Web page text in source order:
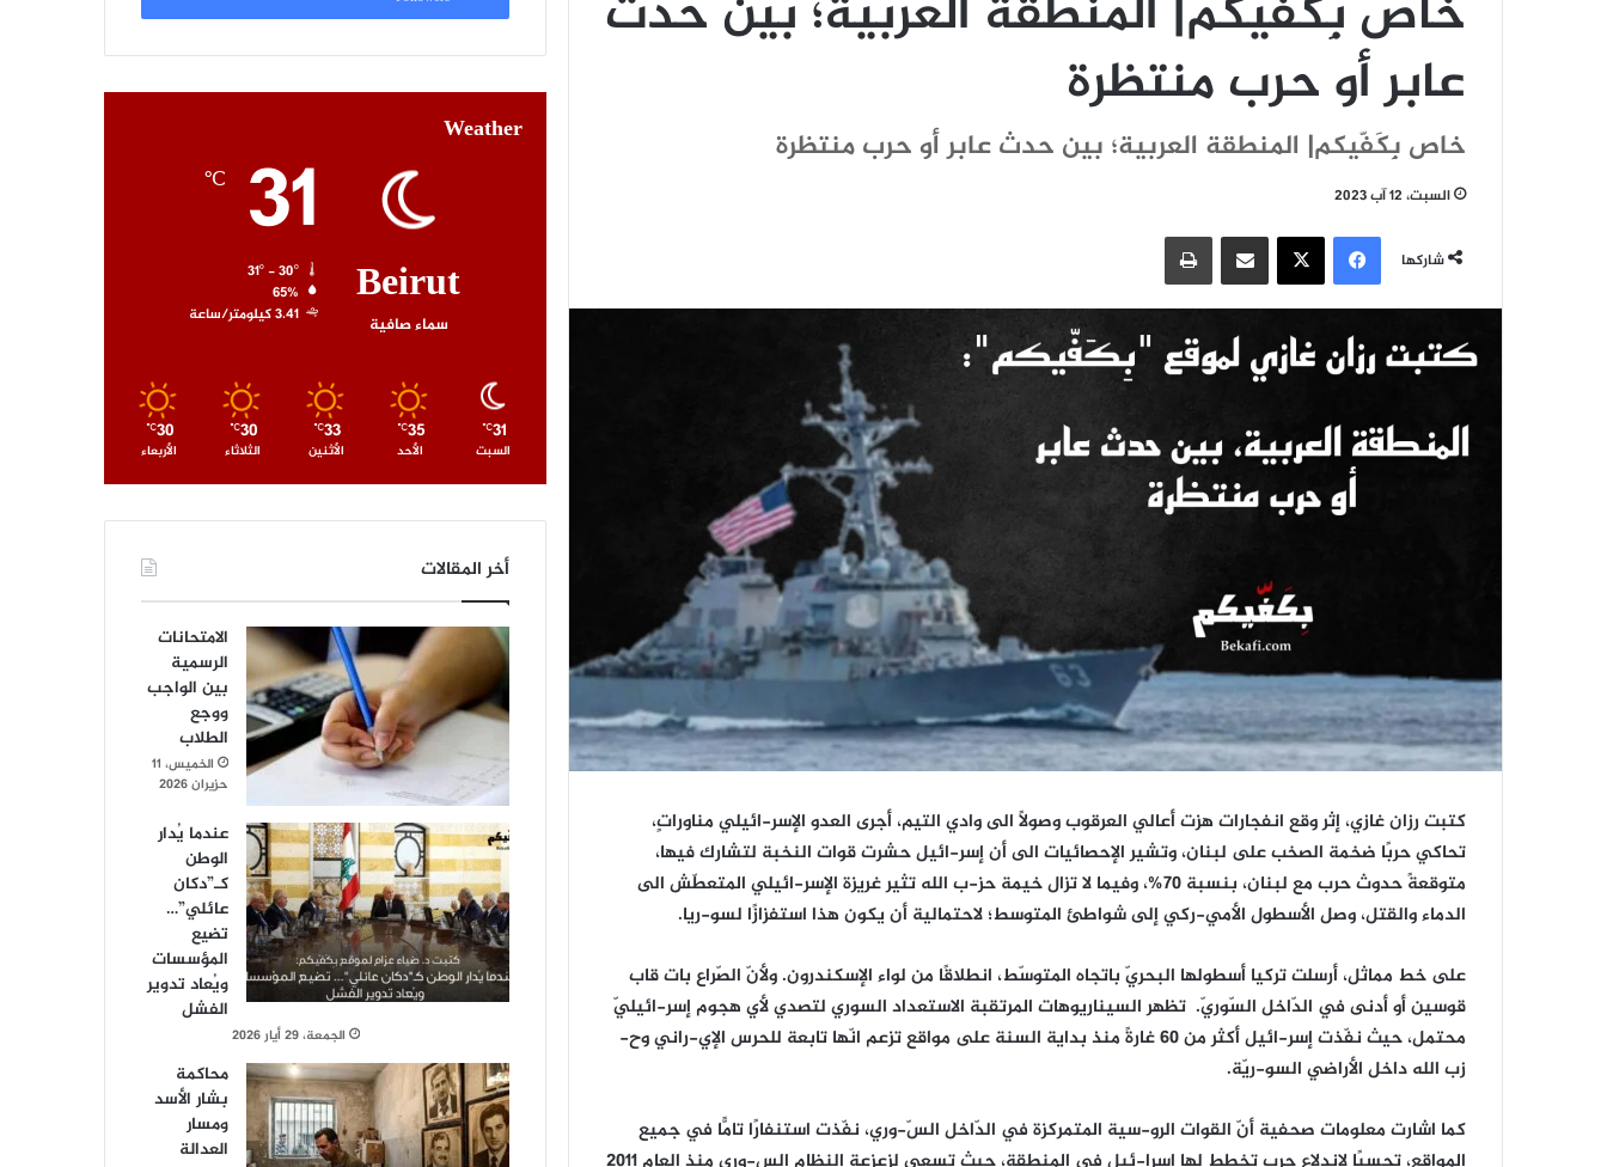
خاص بِكَفّيكم| المنطقة العربية؛ بين حدث
عابر أو حرب منتظرة
خاص بِكَفّيكم| المنطقة العربية؛ بين حدث عابر أو حرب منتظرة
السبت، 12 آب 2023
شاركها
فيسبوك‫X مشاركة عبر البريد طباعة
كتبت رزان غازي، إثر وقع انفجارات هزت أعالي العرقوب وصولًا الى وادي التيم، أجرى العدو الإسر-ائيلي مناوراتٍ،
تحاكي حربًا ضخمة الصخب على لبنان، وتشير الإحصائيات الى أن إسر-ائيل حشرت قوات النخبة لتشارك فيها،
متوقعةً حدوث حرب مع لبنان، بنسبة 70%، وفيما لا تزال خيمة حز-ب الله تثير غريزة الإسر-ائيلي المتعطّش الى
الدماء والقتل، وصل الأسطول الأمي-ركي إلى شواطئ المتوسط؛ لاحتمالية أن يكون هذا استفزازًا لسو-ريا.
على خط مماثل، أرسلت تركيا أسطولها البحريّ باتجاه المتوسّط، انطلاقًا من لواء الإسكندرون. ولأنّ الصّراع بات قاب
قوسين أو أدنى في الدّاخل السّوريّ. تظهر السيناريوهات المرتقبة الاستعداد السوري لتصدي لأي هجوم إسر-ائيليّ
محتمل، حيث نفّذت إسر-ائيل أكثر من 60 غارةً منذ بداية السنة على مواقع تزعم انّها تابعة للحرس الإي-راني وح-
زب الله داخل الأراضي السو-ريّة.
كما اشارت معلومات صحفية أنّ القوات الرو-سية المتمركزة في الدّاخل السّ-وري، نفّذت استنفارًا تامًّا في جميع
Weather
Beirut
سماء صافية
31
℃
65%
3.41 كيلومتر/ساعة
31
℃
السبت
35
℃
الأحد
33
℃
الأثنين
30
℃
الثلاثاء
30
℃
الأربعاء
أخر المقالات
الامتحانات
الرسمية
بين الواجب
ووجع
الطلاب
الخميس، 11
حزيران 2026
عندما يُدار
الوطن
كـ”دكان
عائلي”…
تضيع
المؤسسات
ويُعاد تدوير
الفشل
الجمعة، 29 أيار 2026
محاكمة
بشار الأسد
ومسار
العدالة